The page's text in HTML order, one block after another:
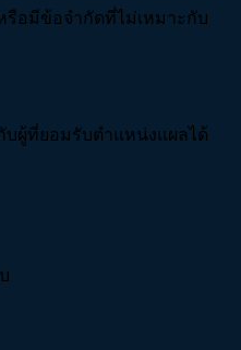
รือมีข้อจำกัดที่ไม่เหมาะกับ
บผู้ที่ยอมรับตำแหน่งแผลได้